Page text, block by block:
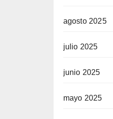
agosto 2025
julio 2025
junio 2025
mayo 2025